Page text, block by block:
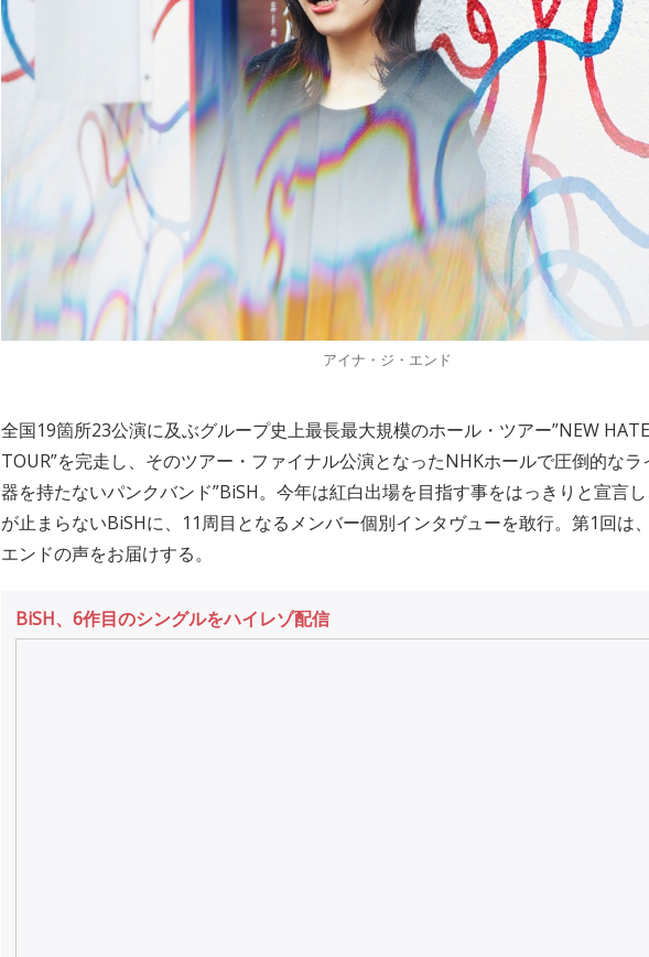
アイナ・ジ・エンド
全国19箇所23公演に及ぶグループ史上最長最大規模のホール・ツアー”NEW
TOUR”を完走し、そのツアー・ファイナル公演となったNHKホールで圧倒的な
器を持たないパンクバンド”BiSH。今年は紅白出場を目指す事をはっきりと宣言
が止まらないBiSHに、11周目となるメンバー個別インタヴューを敢行。第1回は
エンドの声をお届けする。
BiSH、6作目のシングルをハイレゾ配信